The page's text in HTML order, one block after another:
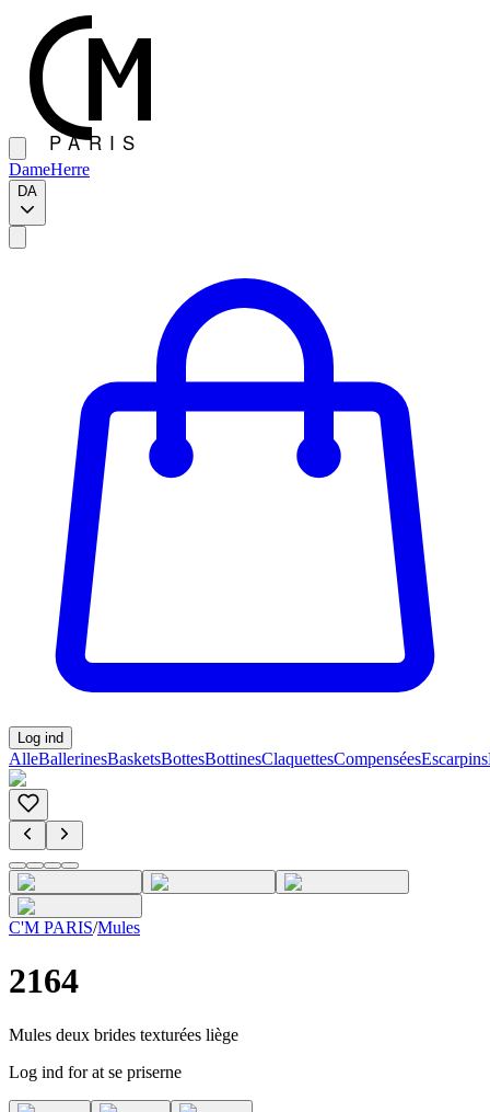
DameHerre
DA
Log ind
AlleBallerinesBasketsBottesBottinesClaquettesCompenséesEscarpins
C'M PARIS/Mules
2164
Mules deux brides texturées liège
Log ind for at se priserne